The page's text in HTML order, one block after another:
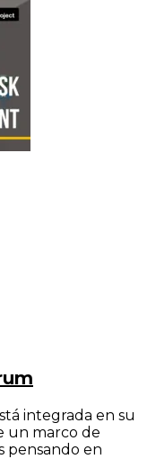
integrada en su
un marco de
pensando en